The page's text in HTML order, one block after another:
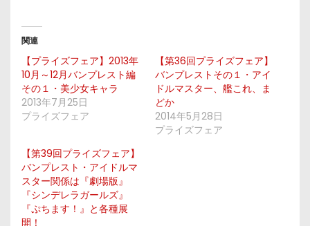
関連
【プライズフェア】2013年
10月～12月バンプレスト編
その１・美少女キャラ
2013年7月25日
プライズフェア
【第36回プライズフェア】
バンプレストその１・アイ
ドルマスター、艦これ、ま
どか
2014年5月28日
プライズフェア
【第39回プライズフェア】
バンプレスト・アイドルマ
スター関係は『劇場版』
『シンデレラガールズ』
『ぷちます！』と各種展
開！